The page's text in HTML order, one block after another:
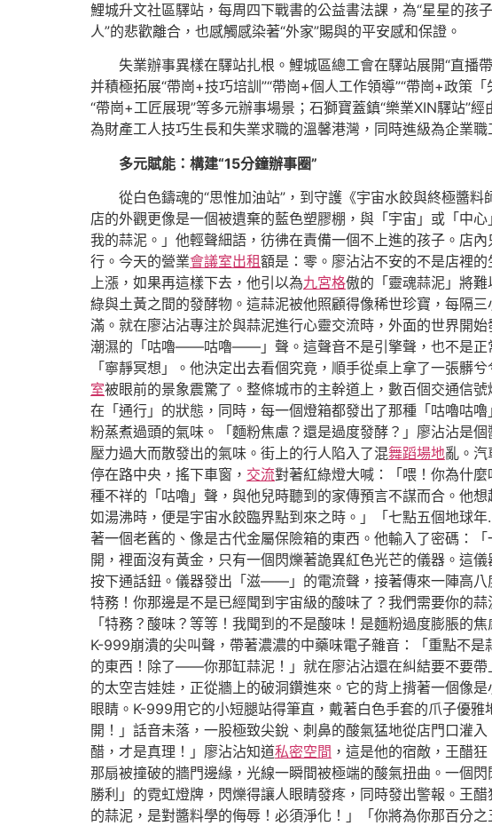
鯉城升文社區驛站，每周四下戰書的公益書法課，為“星星的孩
人”的悲歡離合，也感觸感染著“外家”賜與的平安感和保證。
失業辦事異樣在驛站扎根。鯉城區總工會在驛站展開“直播
并積極拓展“帶崗+技巧培訓”“帶崗+個人工作領導”“帶崗+政策
“帶崗+工匠展現”等多元辦事場景；石獅寶蓋鎮“樂業XIN驛站”經
為財產工人技巧生長和失業求職的溫馨港灣，同時進級為企業
多元賦能：構建“15分鐘辦事圈”
從白色鑄魂的“思惟加油站”，到守護《宇宙水餃與終極醬料
店的外觀更像是一個被遺棄的藍色塑膠棚，與「宇宙」或「中
我的蒜泥。」他輕聲細語，彷彿在責備一個不上進的孩子。店
行。今天的營業會議室出租額是：零。廖沾沾不安的不是店裡
上漲，如果再這樣下去，他引以為九宮格傲的「靈魂蒜泥」將
綠與土黃之間的發酵物。這蒜泥被他照顧得像稀世珍寶，每隔
滿。就在廖沾沾專注於與蒜泥進行心靈交流時，外面的世界開
潮濕的「咕嚕——咕嚕——」聲。這聲音不是引擎聲，也不是正
「寧靜冥想」。他決定出去看個究竟，順手從桌上拿了一張髒
室被眼前的景象震驚了。整條城市的主幹道上，數百個交通信
在「通行」的狀態，同時，每一個燈箱都發出了那種「咕嚕咕
粉蒸煮過頭的氣味。「麵粉焦慮？還是過度發酵？」廖沾沾是
壓力過大而散發出的氣味。街上的行人陷入了混舞蹈場地亂。
停在路中央，搖下車窗， 交流對著紅綠燈大喊：「喂！你為什
種不祥的「咕嚕」聲，與他兒時聽到的家傳預言不謀而合。他
如湯沸時，便是宇宙水餃臨界點到來之時。」「七點五個地球
著一個老舊的、像是古代金屬保險箱的東西。他輸入了密碼：
開，裡面沒有黃金，只有一個閃爍著詭異紅色光芒的儀器。這
按下通話鈕。儀器發出「滋——」的電流聲，接著傳來一陣高
特務！你那邊是不是已經聞到宇宙級的酸味了？我們需要你的
「特務？酸味？等等！我聞到的不是酸味！是麵粉過度膨脹的
K-999崩潰的尖叫聲，帶著濃濃的中藥味電子雜音：「重點不
的東西！除了——你那缸蒜泥！」就在廖沾沾還在糾結要不要
的太空吉娃娃，正從牆上的破洞鑽進來。它的背上揹著一個像
眼睛。K-999用它的小短腿站得筆直，戴著白色手套的爪子優
開！」話音未落，一股極致尖銳、刺鼻的酸氣猛地從店門口灌
醋，才是真理！」廖沾沾知道私密空間 ，這是他的宿敵，王醋
那扇被撞破的牆門邊緣，光線一瞬間被極端的酸氣扭曲。一個
勝利」的霓虹燈牌，閃爍得讓人眼睛發疼，同時發出警報。王
的蒜泥，是對醬料學的侮辱！必須淨化！」「你將為你那百分